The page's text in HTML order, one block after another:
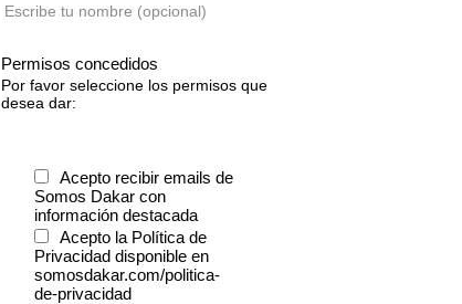
Escribe tu nombre (opcional)
Permisos concedidos
Por favor seleccione los permisos que
desea dar:
Acepto recibir emails de
Somos Dakar con
información destacada
Acepto la Política de
Privacidad disponible en
somosdakar.com/politica-
de-privacidad